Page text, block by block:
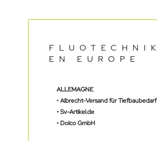
FLUOTECHNIK
EN EUROPE
ALLEMAGNE
•Albrecht-Versand für Tiefbaubedarf
•Sv-Artikel.de
• Dolco GmbH